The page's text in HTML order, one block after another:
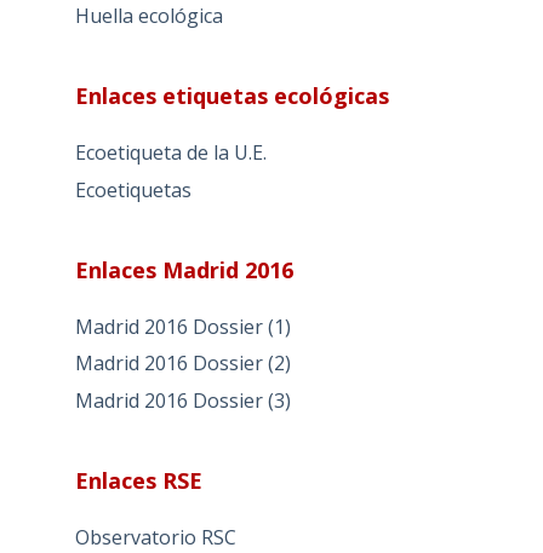
Huella ecológica
Enlaces etiquetas ecológicas
Ecoetiqueta de la U.E.
Ecoetiquetas
Enlaces Madrid 2016
Madrid 2016 Dossier (1)
Madrid 2016 Dossier (2)
Madrid 2016 Dossier (3)
Enlaces RSE
Observatorio RSC